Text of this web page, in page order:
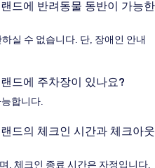
드에 반려동물 동반이 가능한
실 수 없습니다. 단, 장애인 안내
드에 주차장이 있나요?
합니다.
드의 체크인 시간과 체크아웃
, 체크인 종료 시간은 자정입니다.